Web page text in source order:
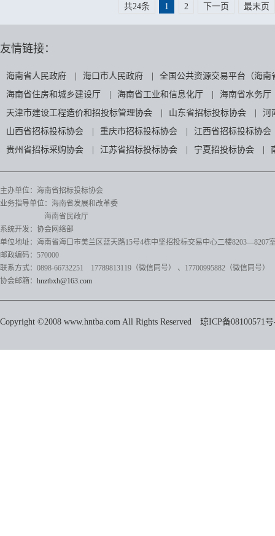
共24条 1 2 下一页 最末页
友情链接：
海南省人民政府 海口市人民政府
全国公共资源交易平台（海南
海南省住房和城乡建设厅
海南省工业和信息化厅
海南省水务厅
天津市建设工程造价和招投标管理协会
山东省招标投标协会
河
山西省招标投标协会
重庆市招标投标协会
江西省招标投标协会
贵州省招标采购协会
江苏省招标投标协会 宁夏招投标协会
主办单位：海南省招标投标协会
业务指导单位：海南省发展和改革委
海南省民政厅
系统开发：协会网络部
单位地址：海南省海口市美兰区蓝天路15号4栋中坚招投标交易中心二楼8203—8207
邮政编码：570000
联系方式：0898-66732251 17789813119（微信同号）
、17700995882 （微信同号）
协会邮箱： hnztbxh@163.com
Copyright ©2008 www.hntba.com All Rights Reserved 琼ICP备08100571